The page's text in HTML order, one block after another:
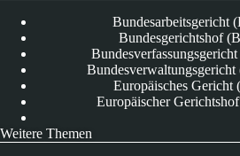
Bundesarbeitsgericht
Bundesgerichtshof
Europäisches Gericht
Europäischer
Weitere Themen